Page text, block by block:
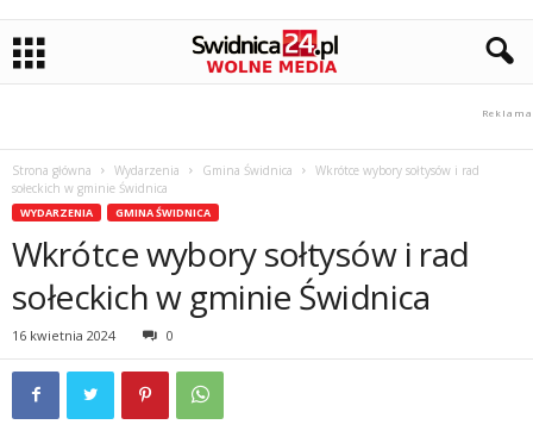
Strona główna Wydarzenia Gmina Świdnica
Wkrótce wybory sołtysów i rad
sołeckich w gminie Świdnica
WYDARZENIA GMINA ŚWIDNICA
Wkrótce wybory sołtysów i rad
sołeckich w gminie Świdnica
16 kwietnia 2024 0